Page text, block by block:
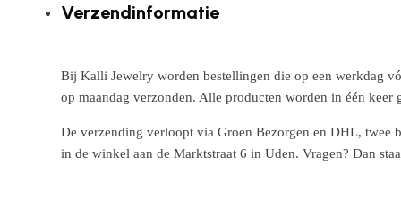
Verzendinformatie
Bij Kalli Jewelry worden bestellingen die op een werkdag
op maandag verzonden. Alle producten worden in één
De verzending verloopt via Groen Bezorgen en DHL, twee
in de winkel aan de Marktstraat 6 in Uden. Vragen? Dan